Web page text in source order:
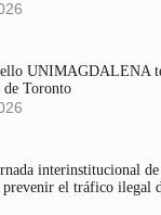
UNIMAGDALENA
de Toronto
interinstitucional
prevenir el tráfico ilegal